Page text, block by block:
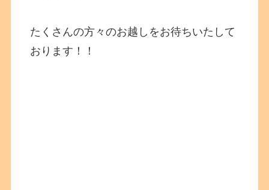
たくさんの方々のお越しをお待ちいたして
おります！！